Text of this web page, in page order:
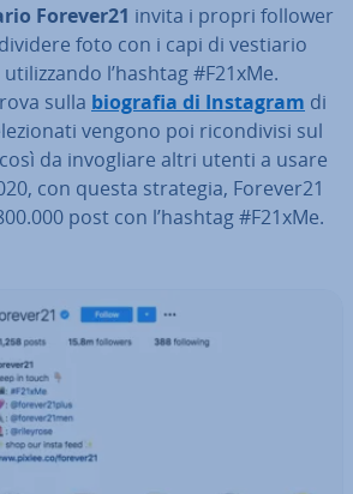
Forever21 invita i propri follower
foto con i capi di vestiario
l’hashtag #F21xMe.
sulla biografia di Instagram di
vengono poi ri­con­di­vi­si sul
da in­vo­glia­re altri utenti a usare
con questa strategia, Forever21
post con l’hashtag #F21xMe.